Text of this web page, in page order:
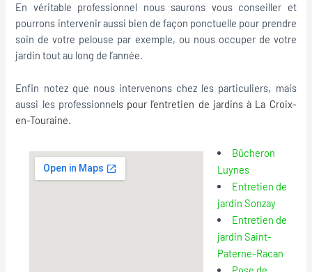
En véritable professionnel nous saurons vous conseiller et
pourrons intervenir aussi bien de façon ponctuelle pour prendre
soin de votre pelouse par exemple, ou nous occuper de votre
jardin tout au long de l’année.
Enfin notez que nous intervenons chez les particuliers, mais
aussi les professionnels pour l’entretien de jardins à La Croix-
en-Touraine.
Bûcheron
Luynes
Entretien de
jardin Sonzay
Entretien de
jardin Saint-
Paterne-Racan